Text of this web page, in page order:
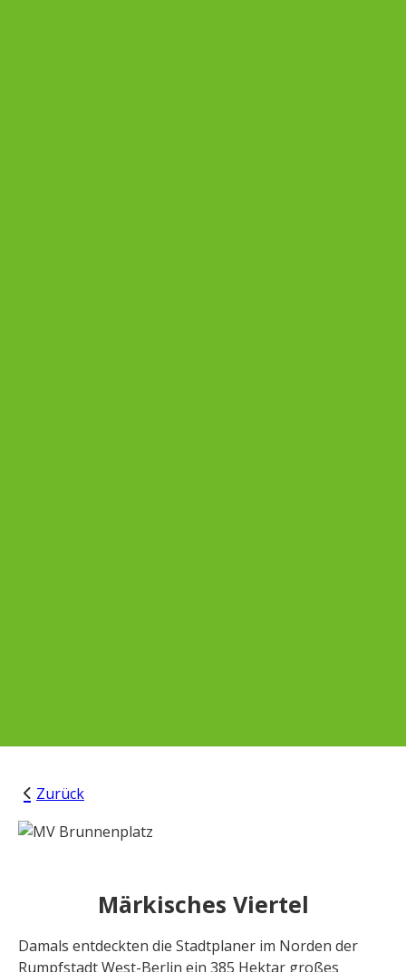
Zurück
Märkisches Viertel
Damals entdeckten die Stadtplaner im Norden der
Rumpfstadt West-Berlin ein 385 Hektar großes